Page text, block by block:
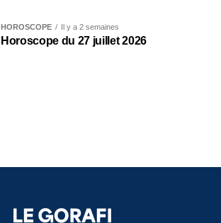
HOROSCOPE Il y a 2 semaines
Horoscope du 27 juillet 2026